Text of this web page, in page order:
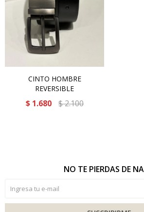
CINTO HOMBRE
REVERSIBLE
$ 1.680 $2.100
NO TE PIERDAS DE